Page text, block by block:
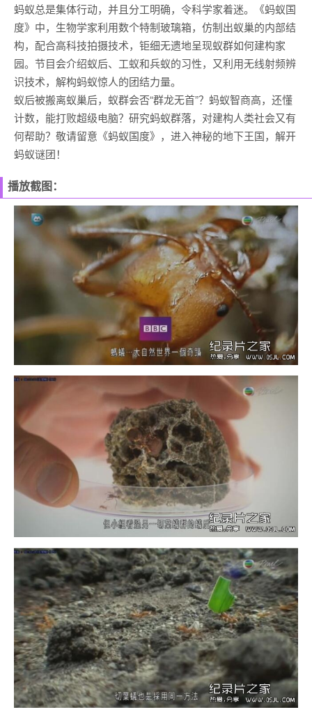
蚂蚁总是集体行动，并且分工明确，令科学家着迷。《蚂蚁国
度》中，生物学家利用数个特制玻璃箱，仿制出蚁巢的内部结
构，配合高科技拍摄技术，钜细无遗地呈现蚁群如何建构家
园。节目会介绍蚁后、工蚁和兵蚁的习性，又利用无线射频辨
识技术，解构蚂蚁惊人的团结力量。
蚁后被搬离蚁巢后，蚁群会否“群龙无首”？蚂蚁智商高，还懂
计数，能打败超级电脑？研究蚂蚁群落，对建构人类社会又有
何帮助？敬请留意《蚂蚁国度》，进入神秘的地下王国，解开
蚂蚁谜团！
播放截图：